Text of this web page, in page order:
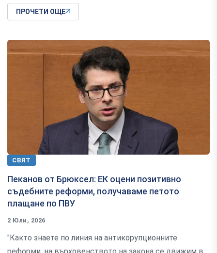
ПРОЧЕТИ ОЩЕ
СВЯТ
Пеканов от Брюксел: ЕК оцени позитивно
съдебните реформи, получаваме петото
плащане по ПВУ
2 Юли, 2026
"Както знаете по линия на антикорупционните
реформи, на върховенството на закона се движим в